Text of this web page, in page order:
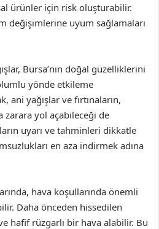
ürünler için risk oluşturabilir.
değişimlerine uyum sağlamaları
Bursa’nın doğal güzelliklerini
yönde etkileme
ani yağışlar ve fırtınaların,
zarara yol açabileceği de
uyarı ve tahminleri dikkatle
en aza indirmek adına
hava koşullarında önemli
Daha önceden hissedilen
hafif rüzgarlı bir hava alabilir. Bu